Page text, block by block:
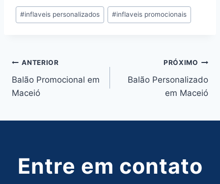
Tags
do
#inflaveis personalizados #inflaveis promocionais
Navegação
de
ANTERIOR
Balão Promocional em
Maceió
PRÓXIMO
Balão Personalizado
em Maceió
Entre em contato